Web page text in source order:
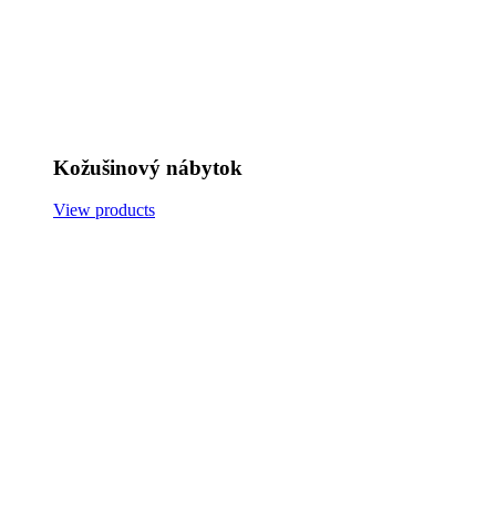
Kožušinový nábytok
View products